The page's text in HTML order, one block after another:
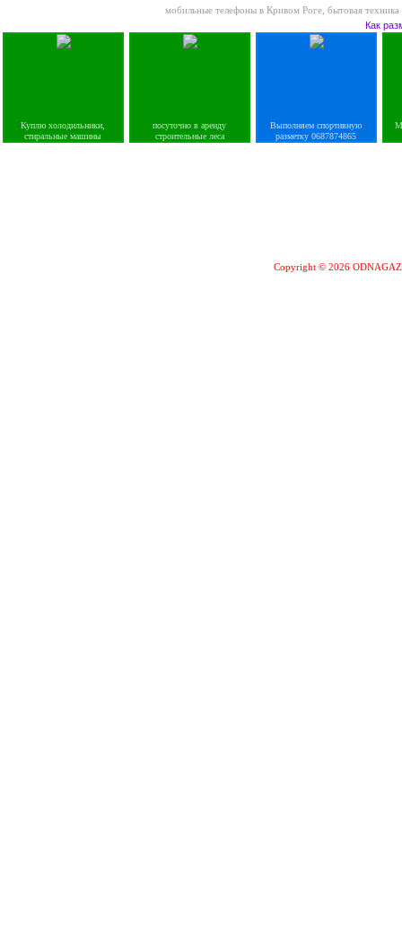
мобильные телефоны в Кривом Роге ,бытовая
Как
Куплю холодильники,
стиральные машины
посуточно в аренду
строительные леса
Выполняем спортивную
разметку 0687874865
Copyright © 2026